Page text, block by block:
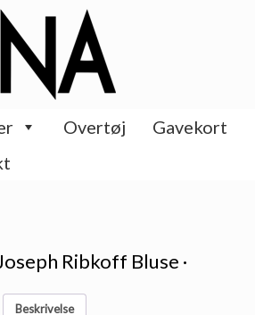
Overtøj Gavekort
Ribkoff Bluse ·
Beskrivelse